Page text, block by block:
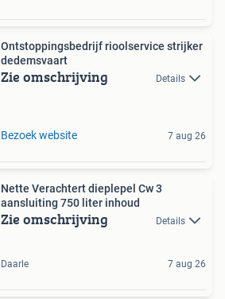
Ontstoppingsbedrijf rioolservice strijker
dedemsvaart
Zie omschrijving Details
Bezoek website 7 aug 26
Nette Verachtert dieplepel Cw 3
aansluiting 750 liter inhoud
Zie omschrijving Details
Daarle 7 aug 26